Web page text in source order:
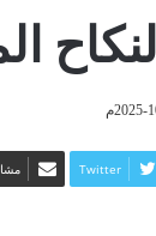
Twitter